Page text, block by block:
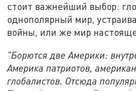
стоит важнейший выбор:
однополярный мир,
войны, или же мир
"Борются две Америки:
Америка патриотов,
глобалистов. Отсюда